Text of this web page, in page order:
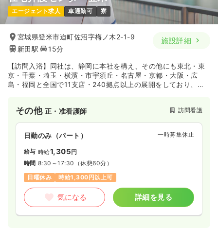
エージェント求人 車通勤可 寮
宮城県登米市迫町佐沼字梅ノ木2-1-9
新田駅
15分
施設詳細
【訪問入浴】同社は、静岡に本社を構え、その他にも東北・東
京・千葉・埼玉・横濱・市宇須丘・名古屋・京都・大阪・広
島・福岡と全国で11支店・240拠点以上の展開をしており、幅
行っております。
その他 正・准看護師 訪問看護
日勤のみ（パート） 一時募集休止
給与 時給1,305円
時間 8:30～17:30 （休憩60分）
日曜休み
時給1,300円以上可
気になる 詳細を見る